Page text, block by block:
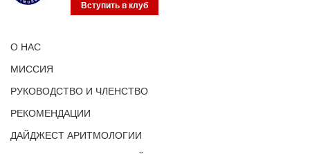
Вступить в клуб
О НАС
МИССИЯ
РУКОВОДСТВО И ЧЛЕНСТВО
РЕКОМЕНДАЦИИ
ДАЙДЖЕСТ АРИТМОЛОГИИ